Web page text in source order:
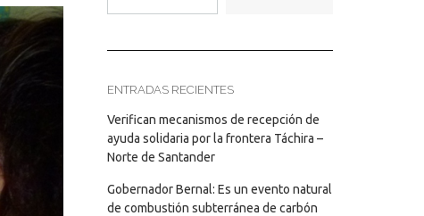
ENTRADAS RECIENTES
Verifican mecanismos de recepción de
ayuda solidaria por la frontera Táchira –
Norte de Santander
Gobernador Bernal: Es un evento natural
de combustión subterránea de carbón